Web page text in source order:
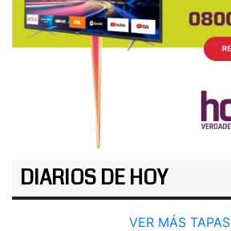
DIARIOS DE HOY
VER MÁS TAPAS